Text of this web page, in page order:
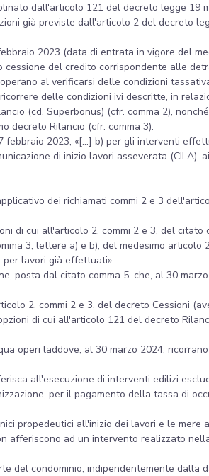
dall'articolo 121 del decreto legge 19
già previste dall'articolo 2 del decreto
2023 (data di entrata in vigore del
del credito corrispondente alle
al verificarsi delle condizioni
delle condizioni ivi descritte, in
(cd. Superbonus) (cfr. comma 2),
decreto Rilancio (cfr. comma 3).
2023, «[...] b) per gli interventi
di inizio lavori asseverata (CILA),
dei richiamati commi 2 e 3
di cui all'articolo 2, commi 2 e 3, del
3, lettere a) e b), del medesimo articolo
lavori già effettuati».
posta dal citato comma 5, che, al 30
2, commi 2 e 3, del decreto Cessioni
di cui all'articolo 121 del decreto
operi laddove, al 30 marzo 2024,
all'esecuzione di interventi edilizi
per il pagamento della tassa di
propedeutici all'inizio dei lavori e le mere
afferiscono ad un intervento realizzato
del condominio, indipendentemente dalla